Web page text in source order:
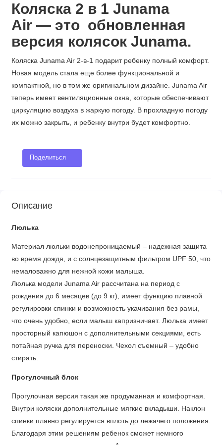
Коляска 2 в 1 Junama
Air — это обновленная
версия колясок Junama.
Коляска Junama Air 2-в-1 подарит ребенку полный комфорт.
Новая модель стала еще более функциональной и
компактной, но в том же оригинальном дизайне. Junama Air
теперь имеет вентиляционные окна, которые обеспечивают
циркуляцию воздуха в жаркую погоду. В прохладную погоду
их можно закрыть, и ребенку внутри будет комфортно.
Поделиться
Описание
Люлька
Материал люльки водонепроницаемый – надежная защита
во время дождя, и с солнцезащитным фильтром UPF 50, что
немаловажно для нежной кожи малыша.
Люлька модели Junama Air рассчитана на период с
рождения до 6 месяцев (до 9 кг), имеет функцию плавной
регулировки спинки и возможность укачивания без рамы,
что очень удобно, если малыш капризничает. Люлька имеет
просторный капюшон с дополнительными секциями, есть
потайная ручка для переноски. Чехол съемный – удобно
стирать.
Прогулочный блок
Прогулочная версия такая же продуманная и комфортная.
Внутри коляски дополнительные мягкие вкладыши. Наклон
спинки плавно регулируется вплоть до лежачего положения.
Благодаря этим решениям ребенок сможет немного